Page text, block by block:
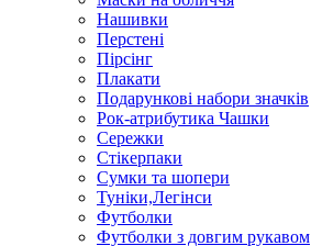
Нашивки
Перстені
Пірсінг
Плакати
Подарункові набори значків
Рок-атрибутика Чашки
Сережки
Стікерпаки
Сумки та шопери
Туніки,Легінси
Футболки
Футболки з довгим рукавом